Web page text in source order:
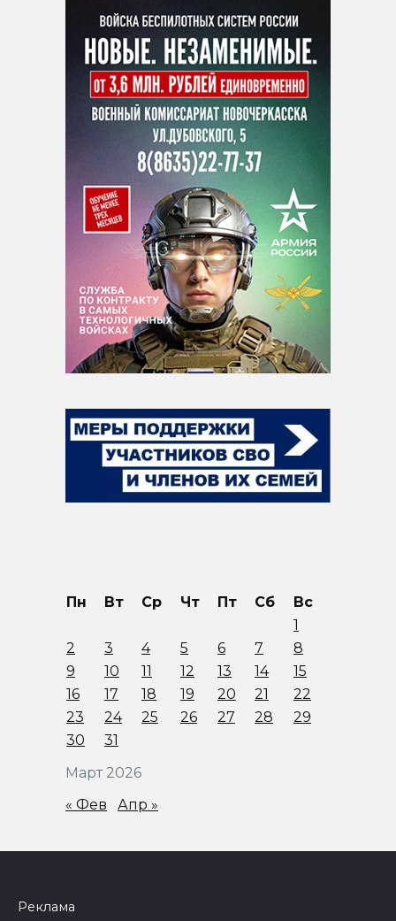
Март 2026
Пн Вт Ср Чт Пт Сб
Вс
1
2
3 4 5 6 7
8
9
10 11 12 13 14
15
16
17 18 19 20 21
22
23
24 25 26 27 28
29
30
31
« Фев Апр »
Реклама